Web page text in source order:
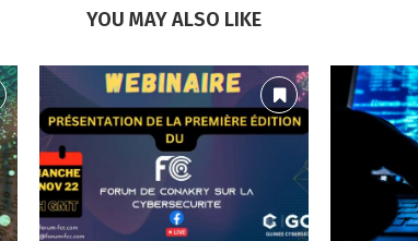
YOU MAY ALSO LIKE